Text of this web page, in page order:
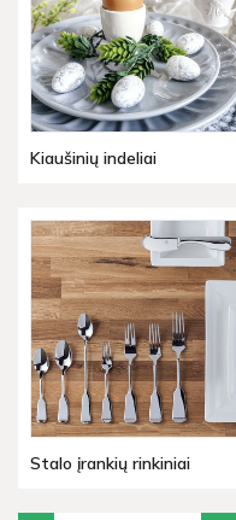
Kiaušinių indeliai
Stalo įrankių rinkiniai